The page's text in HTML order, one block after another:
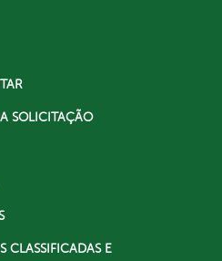
SOLICITAÇÃO
CLASSIFICADAS E